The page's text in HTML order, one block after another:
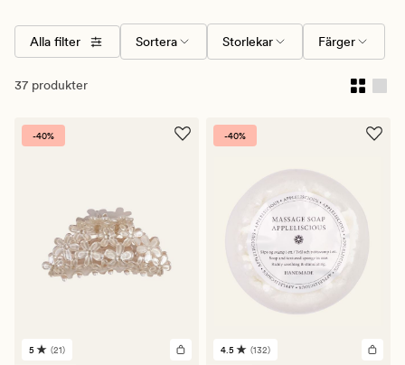
Alla filter Sortera Storlekar Färger
37 produkter
-40%
21
5 (21)
-40%
132
4.5 (132)